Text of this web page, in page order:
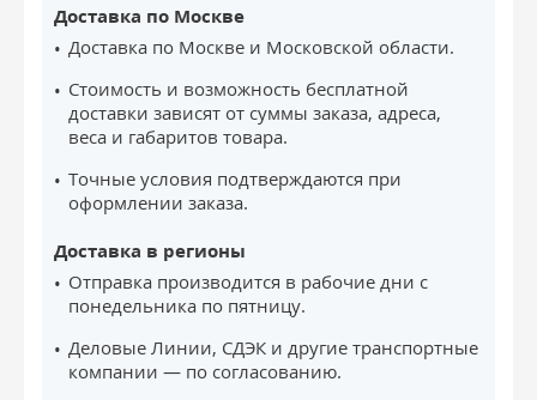
Доставка по Москве
Доставка по Москве и Московской области.
Стоимость и возможность бесплатной
доставки зависят от суммы заказа, адреса,
веса и габаритов товара.
Точные условия подтверждаются при
оформлении заказа.
Доставка в регионы
Отправка производится в рабочие дни с
понедельника по пятницу.
Деловые Линии, СДЭК и другие транспортные
компании — по согласованию.